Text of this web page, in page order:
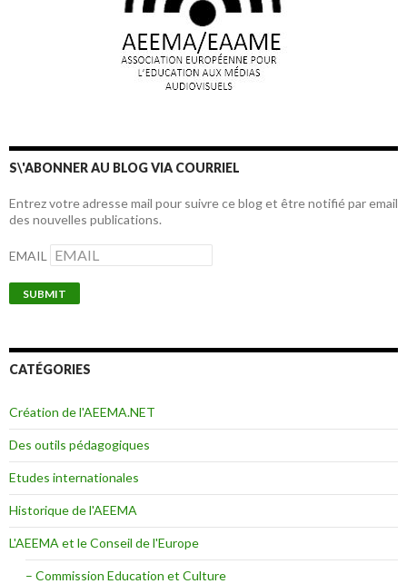
S\'ABONNER AU BLOG VIA COURRIEL
Entrez votre adresse mail pour suivre ce blog et être notifié par email
des nouvelles publications.
EMAIL
CATÉGORIES
Création de l'AEEMA.NET
Des outils pédagogiques
Etudes internationales
Historique de l'AEEMA
L'AEEMA et le Conseil de l'Europe
– Commission Education et Culture